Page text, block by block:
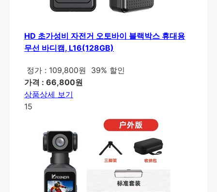
HD 초가성비 자전거 오토바이 블랙박스 휴대용
무선 바디캠, L16(128GB)
정가 : 109,800원
39% 할인
가격 : 66,800원
상품상세 보기
15